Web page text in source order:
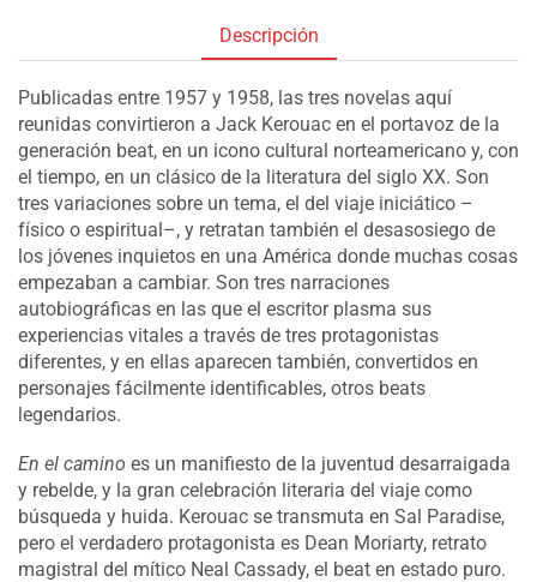
Descripción
Publicadas entre 1957 y 1958, las tres novelas aquí
reunidas convirtieron a Jack Kerouac en el portavoz de la
generación beat, en un icono cultural norteamericano y, con
el tiempo, en un clásico de la literatura del siglo XX. Son
tres variaciones sobre un tema, el del viaje iniciático –
físico o espiritual–, y retratan también el desasosiego de
los jóvenes inquietos en una América donde muchas cosas
empezaban a cambiar. Son tres narraciones
autobiográficas en las que el escritor plasma sus
experiencias vitales a través de tres protagonistas
diferentes, y en ellas aparecen también, convertidos en
personajes fácilmente identificables, otros beats
legendarios.
En el camino es un manifiesto de la juventud desarraigada
y rebelde, y la gran celebración literaria del viaje como
búsqueda y huida. Kerouac se transmuta en Sal Paradise,
pero el verdadero protagonista es Dean Moriarty, retrato
magistral del mítico Neal Cassady, el beat en estado puro.